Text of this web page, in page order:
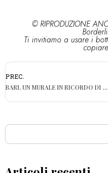
© RIPRODUZIONE
Ti invitiamo a usare i
PREC.
BARI, UN MURALE IN RICORDO DI STEFANO FUMARULO: DOMANI L’INAUGURAZIONE